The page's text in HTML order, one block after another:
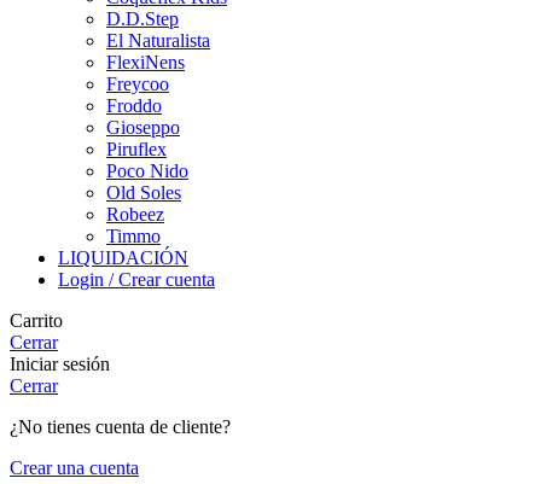
D.D.Step
El Naturalista
FlexiNens
Freycoo
Froddo
Gioseppo
Piruflex
Poco Nido
Old Soles
Robeez
Timmo
LIQUIDACIÓN
Login / Crear cuenta
Carrito
Cerrar
Iniciar sesión
Cerrar
¿No tienes cuenta de cliente?
Crear una cuenta